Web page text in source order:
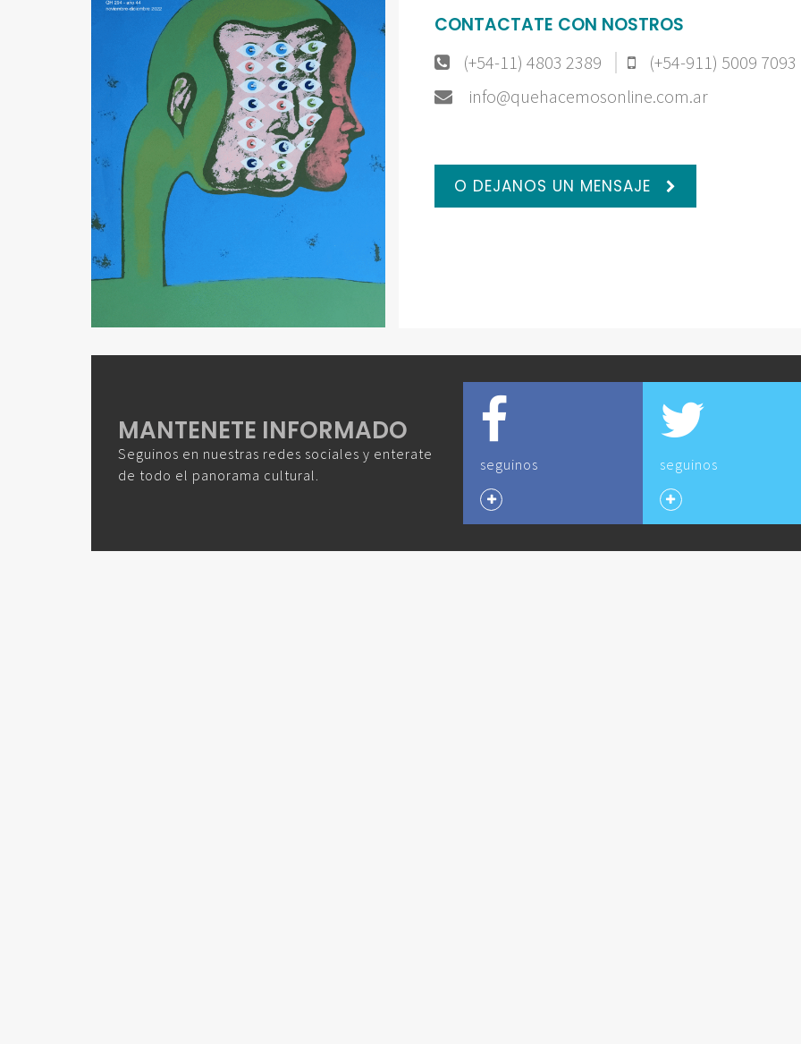
CONTACTATE CON NOSTROS
(+54-11) 4803 2389
(+54-911) 5009 7093
info@quehacemosonline.com.ar
O DEJANOS UN MENSAJE
MANTENETE INFORMADO
Seguinos en nuestras redes sociales y enterate
de todo el panorama cultural.
seguinos seguinos